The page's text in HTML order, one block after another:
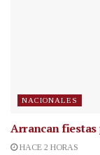
NACIONALES
Arrancan
HACE 2 HORAS